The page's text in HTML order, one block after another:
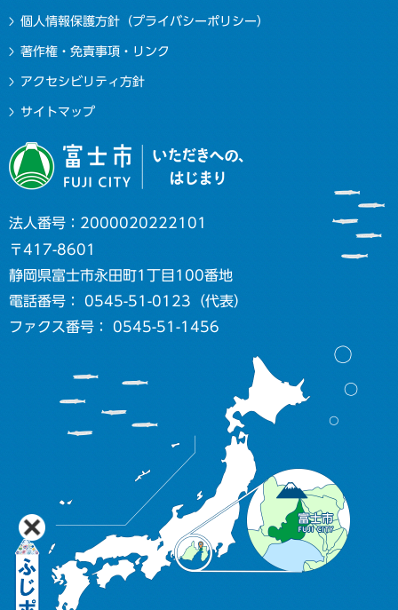
個人情報保護方針（プライバシーポリシー）
著作権・免責事項・リンク
アクセシビリティ方針
サイトマップ
法人番号：2000020222101
〒417-8601
静岡県富士市永田町1丁目100番地
電話番号： 0545-51-0123（代表）
ファクス番号： 0545-51-1456